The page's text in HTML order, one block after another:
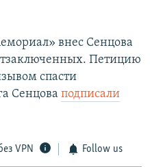
внес Сенцова
Петицию
спасти
Сенцова подписали
VPN Follow us